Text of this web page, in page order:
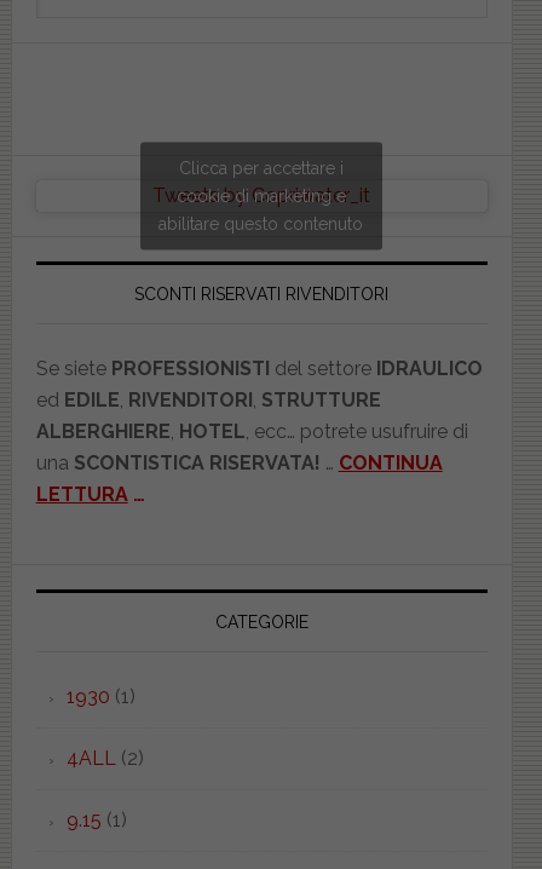
Tweets by Copriwater_it
Clicca per accettare i
cookie di marketing e
abilitare questo contenuto
SCONTI RISERVATI RIVENDITORI
Se siete PROFESSIONISTI del settore IDRAULICO
ed EDILE, RIVENDITORI, STRUTTURE
ALBERGHIERE, HOTEL, ecc… potrete usufruire di
una SCONTISTICA RISERVATA! … CONTINUA
LETTURA…
CATEGORIE
1930 (1)
4ALL(2)
9.15 (1)